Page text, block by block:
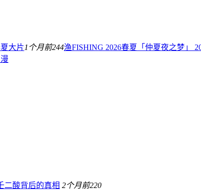
大片1个月前244渔FISHING 2026春夏「仲夏夜之梦」
二酸背后的真相 2个月前220